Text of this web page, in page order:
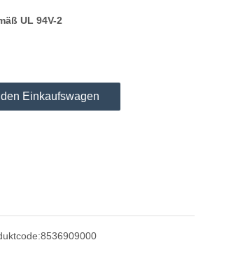
UL 94V-2
den Einkaufswagen
8536909000